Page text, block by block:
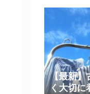
【最新】
く大切に